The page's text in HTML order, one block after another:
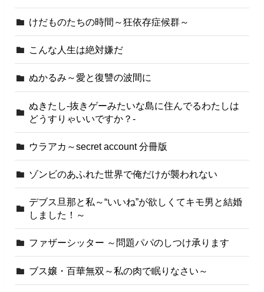
けだものたちの時間～狂依存症候群～
こんな人生は絶対嫌だ
ぬかるみ～愛と復讐の波間に
ぬきたし-抜きゲーみたいな島に住んでるわたしは
どうすりゃいいですか？-
ウラアカ～secret account 分冊版
ゾンビのあふれた世界で俺だけが襲われない
デブス旦那と私～“いいね”が欲しくてキモ男と結婚
しました！～
ファザーシッター ～問題パパのしつけ承ります
ブス嬢・百華無双～私の肉で眠りなさい～